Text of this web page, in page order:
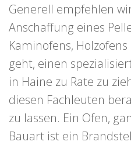
Generell empfehlen
Anschaffung eines
Kaminofens,
geht, einen
in Haine zu Rate zu
diesen Fachleuten
zu lassen. Ein Ofen,
Bauart ist ein